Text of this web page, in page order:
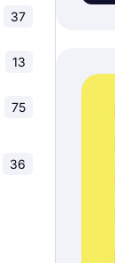
37
13
75
36